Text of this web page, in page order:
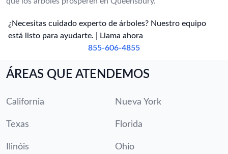
¿Necesitas cuidado experto de árboles? Nuestro equipo
está listo para ayudarte. | Llama ahora
855-606-4855
ÁREAS QUE ATENDEMOS
California Nueva York
Texas Florida
Ilinóis Ohio